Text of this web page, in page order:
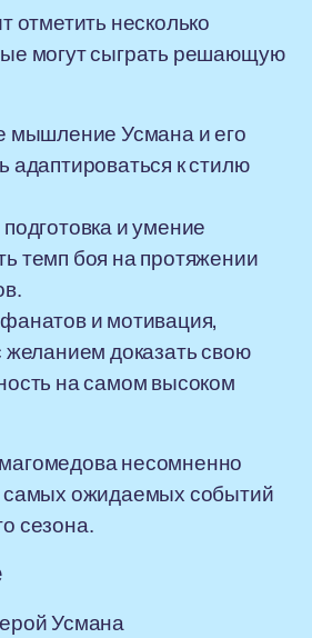
отметить несколько
могут сыграть решающую
мышление Усмана и его
адаптироваться к стилю
и умение
темп боя на протяжении
и мотивация,
желанием доказать свою
на самом высоком
несомненно
самых ожидаемых событий
сезона.
Усмана